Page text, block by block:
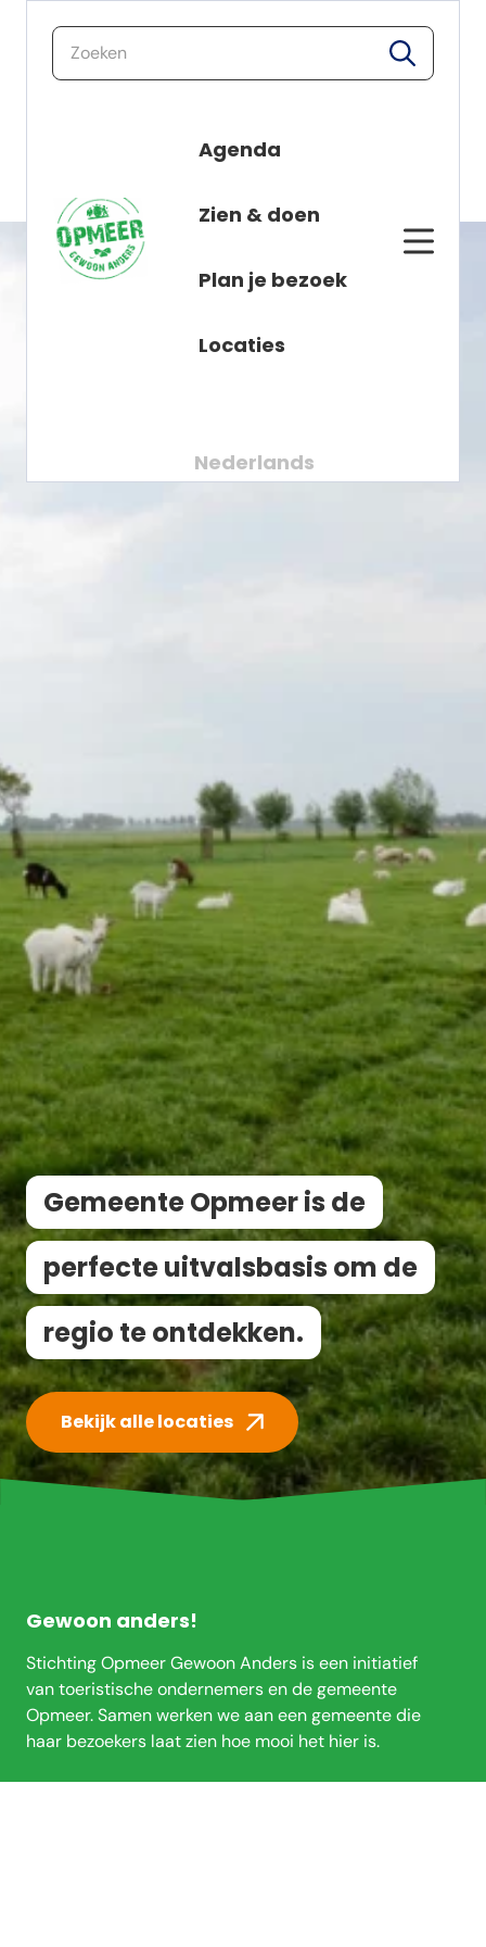
Agenda
Zien & doen
Plan je bezoek
Locaties
zoeken
zoeken
Nederlands
Gemeente Opmeer is de
perfecte uitvalsbasis om de
regio te ontdekken.
Bekijk alle locaties
Footer
Gewoon anders!
Stichting Opmeer Gewoon Anders is een initiatief
van toeristische ondernemers en de gemeente
Opmeer. Samen werken we aan een gemeente die
haar bezoekers laat zien hoe mooi het hier is.